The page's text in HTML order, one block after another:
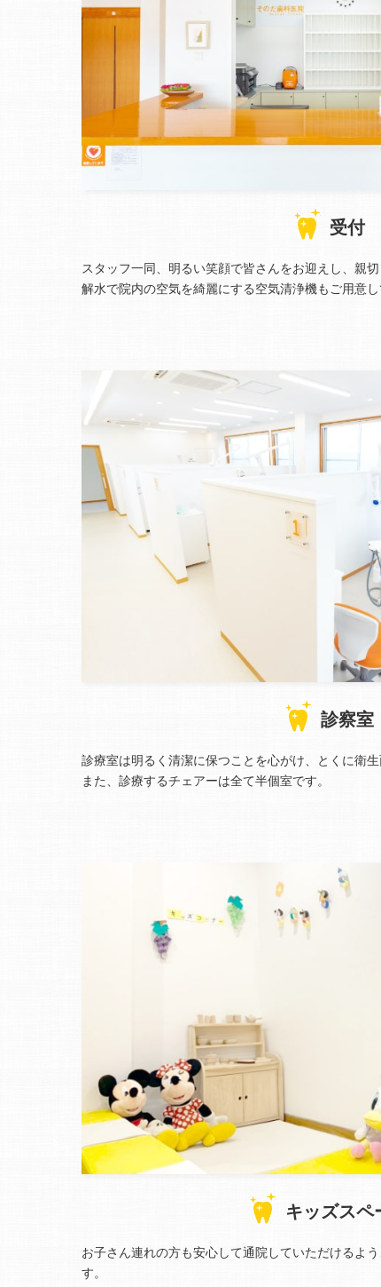
受付
スタッフ一同、明るい笑顔で皆さんをお迎えし、親
解水で院内の空気を綺麗にする空気清浄機もご用意し
診察室
診療室は明るく清潔に保つことを心がけ、とくに衛生
また、診療するチェアーは全て半個室です。
キッズスペ
お子さん連れの方も安心して通院していただけるよ
す。